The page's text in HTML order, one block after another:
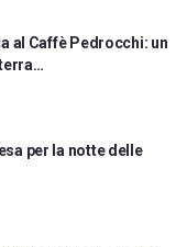
al Caffè Pedrocchi: un
per la notte delle